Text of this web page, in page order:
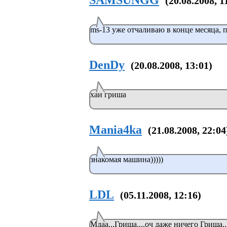
ms-13 уже отчаливаю в конце месяца,
DenDy (20.08.2008, 13:01)
хаи гриша
Mania4ka (21.08.2008,
знакомая машина)))))
LDL (05.11.2008, 12:16)
Мдаа...Гриша....оч даже ничего